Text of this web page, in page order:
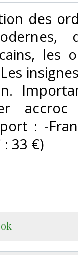
des
les
: -
33 €)